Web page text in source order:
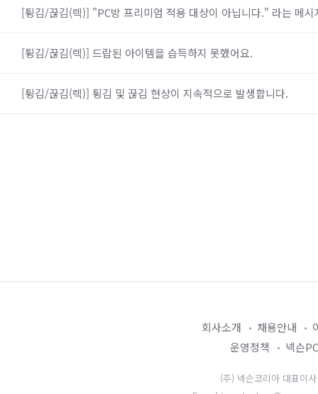
[튕김/끊김(렉)] "PC방 프리미엄 적용 대상이 아닙니다." 라는 메시
[튕김/끊김(렉)] 드랍된 아이템을 습득하지 못했어요.
[튕김/끊김(렉)] 튕김 및 끊김 현상이 지속적으로 발생합니다.
회사소개 채용안내
운영정책
넥슨
(주) 넥슨코리아 대표이